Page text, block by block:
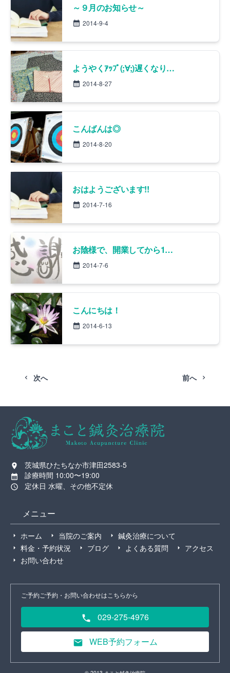
～９月のお知らせ～
2014-9-4
ようやくｱｯﾌﾟ(;∀;)遅くなりましたが!!
2014-8-27
こんばんは◎
2014-8-20
おはようございます!!
2014-7-16
お陰様で、開業してから1年。
2014-7-6
こんにちは！
2014-6-13
次へ 前へ
茨城県ひたちなか市津田2583-5
診療時間 10:00〜19:00
定休日 水曜、その他不定休
メニュー
ホーム 当院のご案内
鍼灸治療について
料金・予約状況
ブログ よくある質問
アクセス
お問い合わせ
ご予約ご予約・お問い合わせはこちらから
029-275-4976
WEB予約フォーム